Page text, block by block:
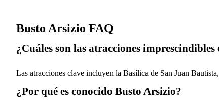
Busto Arsizio FAQ
¿Cuáles son las atracciones
Las atracciones clave incluyen la Basílica de San Juan
¿Por qué es conocido Busto Arsizio?